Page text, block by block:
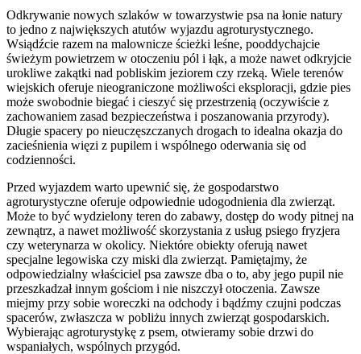
Odkrywanie nowych szlaków w towarzystwie psa na łonie natury
to jedno z największych atutów wyjazdu agroturystycznego.
Wsiądźcie razem na malownicze ścieżki leśne, pooddychajcie
świeżym powietrzem w otoczeniu pól i łąk, a może nawet odkryjcie
urokliwe zakątki nad pobliskim jeziorem czy rzeką. Wiele terenów
wiejskich oferuje nieograniczone możliwości eksploracji, gdzie pies
może swobodnie biegać i cieszyć się przestrzenią (oczywiście z
zachowaniem zasad bezpieczeństwa i poszanowania przyrody).
Długie spacery po nieuczęszczanych drogach to idealna okazja do
zacieśnienia więzi z pupilem i wspólnego oderwania się od
codzienności.
Przed wyjazdem warto upewnić się, że gospodarstwo
agroturystyczne oferuje odpowiednie udogodnienia dla zwierząt.
Może to być wydzielony teren do zabawy, dostęp do wody pitnej na
zewnątrz, a nawet możliwość skorzystania z usług psiego fryzjera
czy weterynarza w okolicy. Niektóre obiekty oferują nawet
specjalne legowiska czy miski dla zwierząt. Pamiętajmy, że
odpowiedzialny właściciel psa zawsze dba o to, aby jego pupil nie
przeszkadzał innym gościom i nie niszczył otoczenia. Zawsze
miejmy przy sobie woreczki na odchody i bądźmy czujni podczas
spacerów, zwłaszcza w pobliżu innych zwierząt gospodarskich.
Wybierając agroturystykę z psem, otwieramy sobie drzwi do
wspaniałych, wspólnych przygód.